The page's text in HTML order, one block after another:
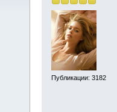
Публикации: 3182